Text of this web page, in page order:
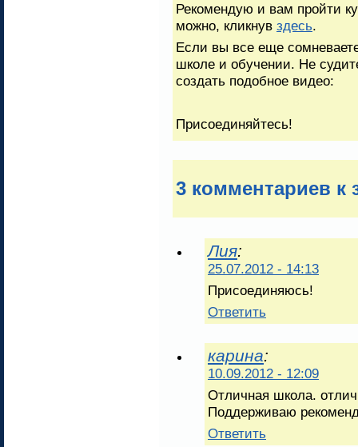
Рекомендую и вам пройти
можно, кликнув здесь.
Если вы все еще
школе и обучении. Не
создать подобное видео:
Присоединяйтесь!
3 комментариев к
Лия:
25.07.2012 - 14:13
Присоединяюсь!
Ответить
карина:
10.09.2012 - 12:09
Отличная школа.
Поддерживаю
Ответить